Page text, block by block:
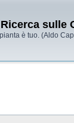
sulle
è tuo. (Aldo